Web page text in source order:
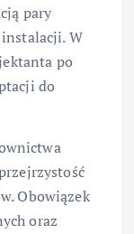
pary
instalacji. W
po
do
Obowiązek
oraz